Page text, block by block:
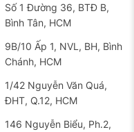
Số 1 Đường 36, BTĐ B,
Bình Tân, HCM
9B/10 Ấp 1, NVL, BH, Bình
Chánh, HCM
1/42 Nguyễn Văn Quá,
ĐHT, Q.12, HCM
146 Nguyễn Biểu, Ph.2,